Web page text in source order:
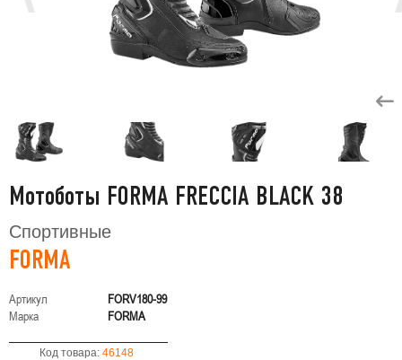
Мотоботы FORMA FRECCIA BLACK 38
Спортивные
FORMA
Артикул
FORV180-99
Марка
FORMA
Код товара: 46148